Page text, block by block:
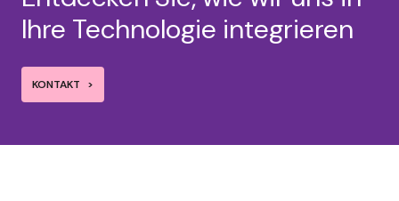
Ihre Technologie integrieren
KONTAKT